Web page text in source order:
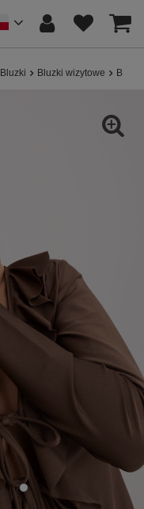
Bluzki Bluzki wizytowe